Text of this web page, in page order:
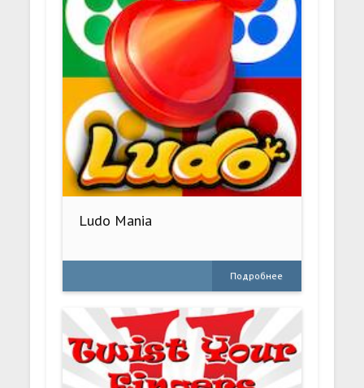
Ludo Mania
Подробнее